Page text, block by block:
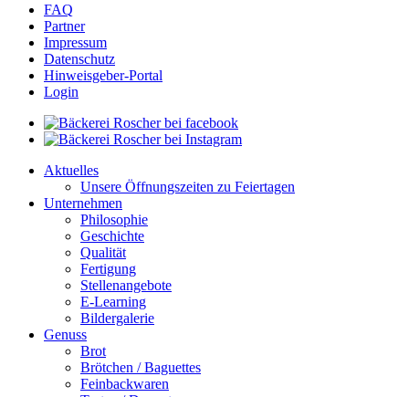
FAQ
Partner
Impressum
Datenschutz
Hinweisgeber-Portal
Login
Aktuelles
Unsere Öffnungszeiten zu Feiertagen
Unternehmen
Philosophie
Geschichte
Qualität
Fertigung
Stellenangebote
E-Learning
Bildergalerie
Genuss
Brot
Brötchen / Baguettes
Feinbackwaren